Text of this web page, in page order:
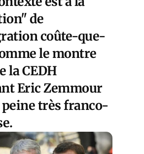
de
coûte-que-
le montre
la CEDH
Eric Zemmour
très franco-